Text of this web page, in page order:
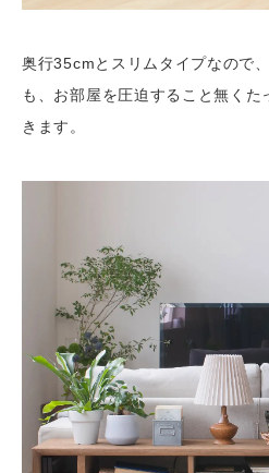
奥行35cmとスリムタイプなので
も、お部屋を圧迫すること無く
きます。